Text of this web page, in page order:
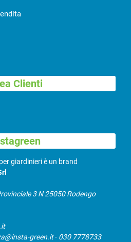
Clienti
giardinieri è un brand
3 N 25050 Rodengo
green.it- 030 7778733